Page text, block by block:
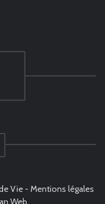
Vie - Mentions légales
Web